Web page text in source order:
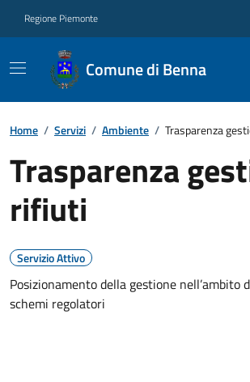
Regione Piemonte
Comune di Benna
Home / Servizi / Ambiente / Trasparenza
Trasparenza
rifiuti
Servizio Attivo
Posizionamento della gestione nell’ambito
schemi regolatori